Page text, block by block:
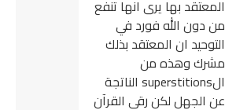
المعتقد بها يرى انها تنفع
من دون الله فورد في
التوحيد ان المعتقد بذلك
مشرك وهذه من
الsuperstitions الناتجة
عن الجهل لكن رقى القرآن